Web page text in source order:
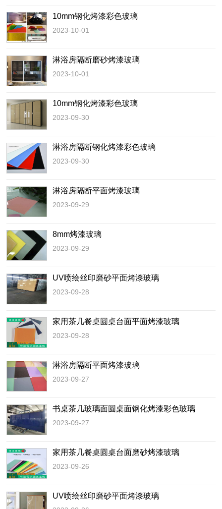
10mm钢化烤漆彩色玻璃
2023-10-01
淋浴房隔断磨砂烤漆玻璃
2023-10-01
10mm钢化烤漆彩色玻璃
2023-09-30
淋浴房隔断钢化烤漆彩色玻璃
2023-09-30
淋浴房隔断平面烤漆玻璃
2023-09-29
8mm烤漆玻璃
2023-09-29
UV喷绘丝印磨砂平面烤漆玻璃
2023-09-28
家用茶几餐桌圆桌台面平面烤漆玻璃
2023-09-28
淋浴房隔断平面烤漆玻璃
2023-09-27
书桌茶几玻璃面圆桌面钢化烤漆彩色玻璃
2023-09-27
家用茶几餐桌圆桌台面磨砂烤漆玻璃
2023-09-26
UV喷绘丝印磨砂平面烤漆玻璃